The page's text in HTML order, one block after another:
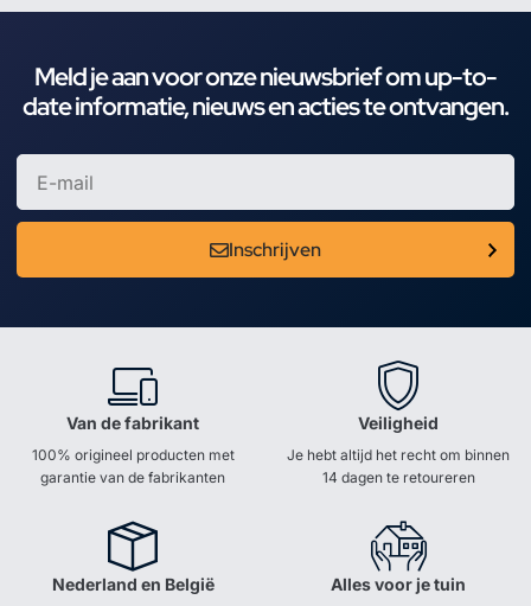
Meld je aan voor onze nieuwsbrief om up-to-
date informatie, nieuws en acties te ontvangen.
Inschrijven
Van de fabrikant
100% origineel producten met
garantie van de fabrikanten
Veiligheid
Je hebt altijd het recht om binnen
14 dagen te retoureren
Nederland en België Alles voor je tuin